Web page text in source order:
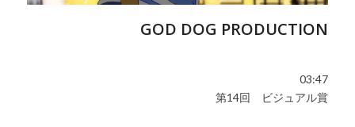
GOD DOG PRODUCTION
03:47
第14回 ビジュアル賞